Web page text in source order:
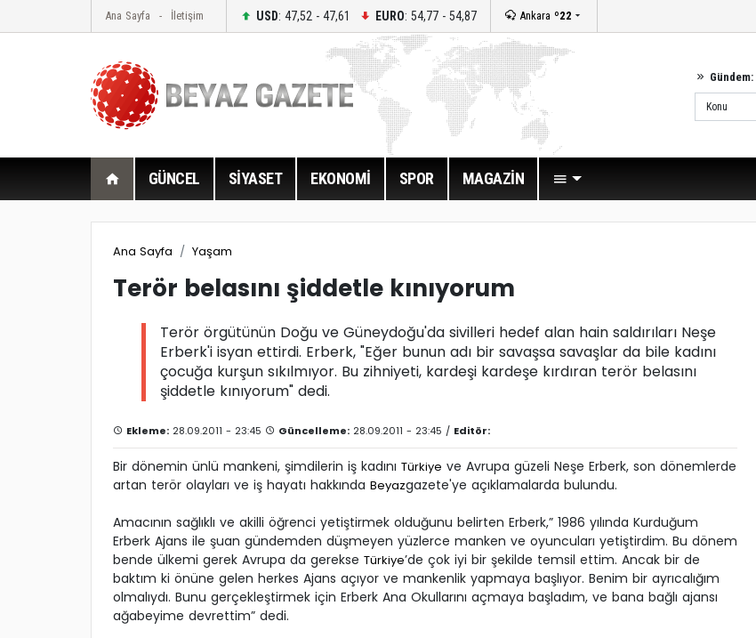
Ana Sayfa İletişim USD: 47,52 - 47,61 EURO: 54,77 - 54,87 Ankara º22
Gündem:
GÜNCEL SİYASET EKONOMİ SPOR MAGAZİN
Ana Sayfa Yaşam
Terör belasını şiddetle kınıyorum
Terör örgütünün Doğu ve Güneydoğu'da sivilleri hedef alan hain saldırıları Neşe
Erberk'i isyan ettirdi. Erberk, "Eğer bunun adı bir savaşsa savaşlar da bile kadını
çocuğa kurşun sıkılmıyor. Bu zihniyeti, kardeşi kardeşe kırdıran terör belasını
şiddetle kınıyorum" dedi.
Ekleme: 28.09.2011 - 23:45 Güncelleme: 28.09.2011 - 23:45 / Editör:
Bir dönemin ünlü mankeni, şimdilerin iş kadını Türkiye ve Avrupa güzeli Neşe Erberk, son dönemlerde
artan terör olayları ve iş hayatı hakkında Beyazgazete'ye açıklamalarda bulundu.
Amacının sağlıklı ve akilli öğrenci yetiştirmek olduğunu belirten Erberk,” 1986 yılında Kurduğum
Erberk Ajans ile şuan gündemden düşmeyen yüzlerce manken ve oyuncuları yetiştirdim. Bu dönem
bende ülkemi gerek Avrupa da gerekse Türkiye’de çok iyi bir şekilde temsil ettim. Ancak bir de
baktım ki önüne gelen herkes Ajans açıyor ve mankenlik yapmaya başlıyor. Benim bir ayrıcalığım
olmalıydı. Bunu gerçekleştirmek için Erberk Ana Okullarını açmaya başladım, ve bana bağlı ajansı
ağabeyime devrettim” dedi.